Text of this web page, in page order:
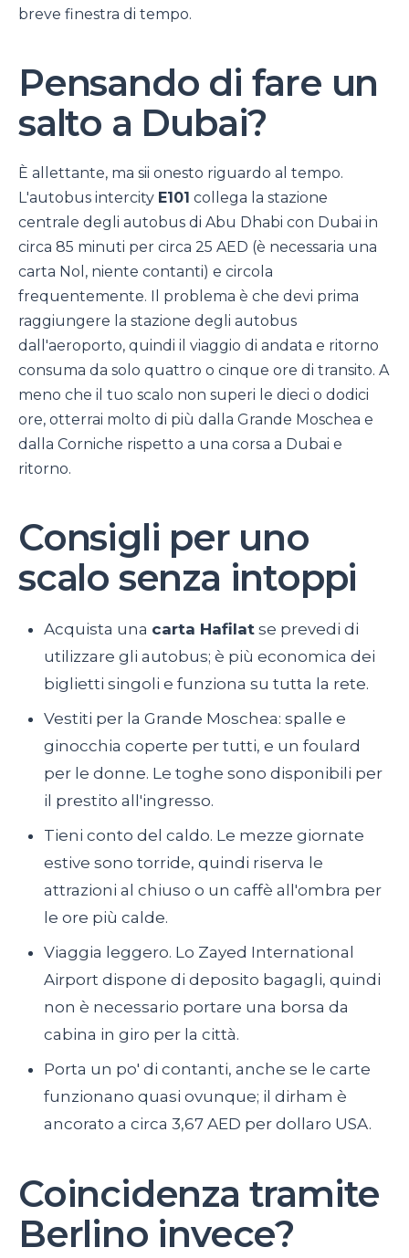
breve finestra di tempo.
Pensando di fare un
salto a Dubai?
È allettante, ma sii onesto riguardo al tempo.
L'autobus intercity E101 collega la stazione
centrale degli autobus di Abu Dhabi con Dubai in
circa 85 minuti per circa 25 AED (è necessaria una
carta Nol, niente contanti) e circola
frequentemente. Il problema è che devi prima
raggiungere la stazione degli autobus
dall'aeroporto, quindi il viaggio di andata e ritorno
consuma da solo quattro o cinque ore di transito. A
meno che il tuo scalo non superi le dieci o dodici
ore, otterrai molto di più dalla Grande Moschea e
dalla Corniche rispetto a una corsa a Dubai e
ritorno.
Consigli per uno
scalo senza intoppi
Acquista una carta Hafilat se prevedi di
utilizzare gli autobus; è più economica dei
biglietti singoli e funziona su tutta la rete.
Vestiti per la Grande Moschea: spalle e
ginocchia coperte per tutti, e un foulard
per le donne. Le toghe sono disponibili per
il prestito all'ingresso.
Tieni conto del caldo. Le mezze giornate
estive sono torride, quindi riserva le
attrazioni al chiuso o un caffè all'ombra per
le ore più calde.
Viaggia leggero. Lo Zayed International
Airport dispone di deposito bagagli, quindi
non è necessario portare una borsa da
cabina in giro per la città.
Porta un po' di contanti, anche se le carte
funzionano quasi ovunque; il dirham è
ancorato a circa 3,67 AED per dollaro USA.
Coincidenza tramite
Berlino invece?